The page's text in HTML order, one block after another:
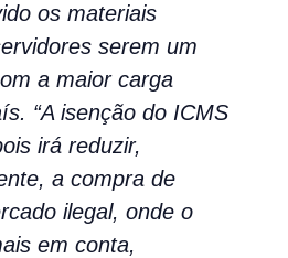
os materiais
serem um
a maior carga
“A isenção do ICMS
irá reduzir,
a compra de
ilegal, onde o
em conta,